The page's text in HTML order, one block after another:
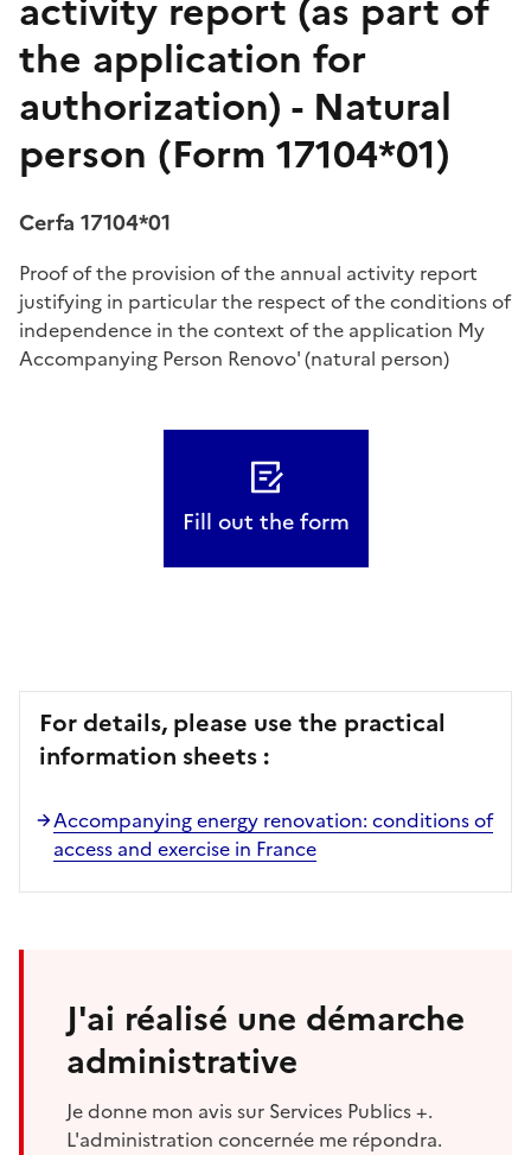
activity report (as part of
the application for
authorization) - Natural
person (Form 17104*01)
Cerfa 17104*01
Proof of the provision of the annual activity report
justifying in particular the respect of the conditions of
independence in the context of the application My
Accompanying Person Renovo' (natural person)
Fill out the form
For details, please use the practical
information sheets :
Accompanying energy renovation: conditions of
access and exercise in France
J'ai réalisé une démarche
administrative
Je donne mon avis sur Services Publics +.
L'administration concernée me répondra.